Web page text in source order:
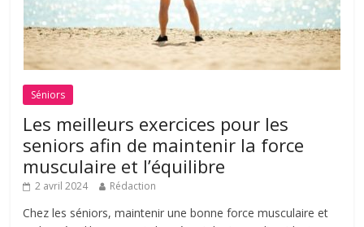
Séniors
Les meilleurs exercices pour les
seniors afin de maintenir la force
musculaire et l’équilibre
2 avril 2024 Rédaction
Chez les séniors, maintenir une bonne force musculaire et